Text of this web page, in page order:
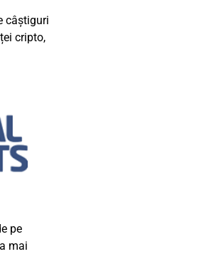
câștiguri
cripto,
pe
mai